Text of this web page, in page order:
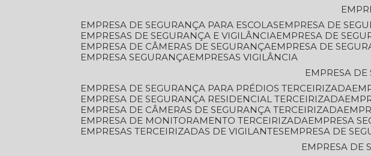
EMPRESA DE SEGURANÇA PARA ESCOLAS
EMPRESA DE
EMPRESAS DE SEGURANÇA E VIGILÂNCIA
EMPRESA DE
EMPRESA DE CÂMERAS DE SEGURANÇA
EMPRESA DE
EMPRESA SEGURANÇA
EMPRESAS VIGILÂNCIA
EMPRESA
EMPRESA DE SEGURANÇA PARA PRÉDIOS TERCEIRIZADA
EMPRESA DE SEGURANÇA RESIDENCIAL TERCEIRIZADA
EMPRESA DE CÂMERAS DE SEGURANÇA TERCEIRIZADA
EMPRESA DE MONITORAMENTO TERCEIRIZADA
EMPRESA
EMPRESAS TERCEIRIZADAS DE VIGILANTES
EMPRESA DE
EMPRESA